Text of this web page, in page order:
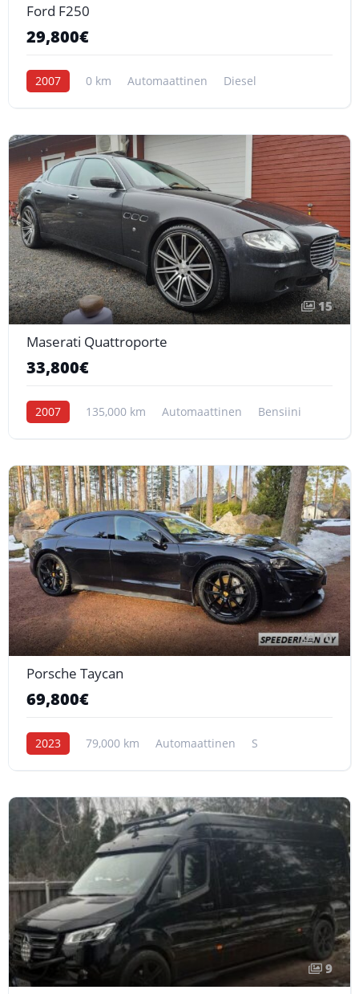
Ford F250
29,800€
2007 0 km Automaattinen Diesel
15
Maserati Quattroporte
33,800€
2007 135,000 km Automaattinen Bensiini
10
Porsche Taycan
69,800€
2023 79,000 km Automaattinen S
9